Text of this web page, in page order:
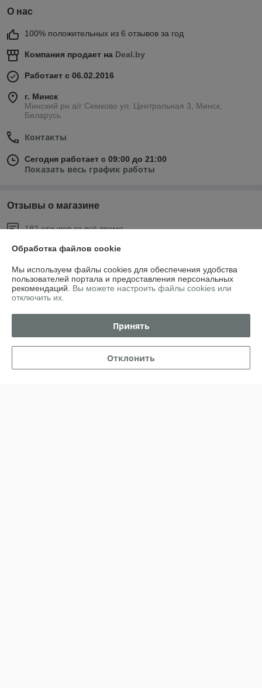
О нас
100% положительных из 6 отзывов за год
Компания продает на Deal.by
Работает с 06.02.2016
г. Минск
Минский рн а/г Семково ул. Центральная 3, Минск,
Беларусь
Контакты
Сегодня работает с 09:00 до 21:00
Показать весь график работы
Отзывы о магазине
182 отзывов за всё время
Олег
Хорошо
Светлана
Обработка файлов cookie
Мы используем файлы cookies для обеспечения удобства
пользователей портала и предоставления персональных
рекомендаций. Вы можете настроить файлы cookies или
отключить их.
Принять
Отклонить